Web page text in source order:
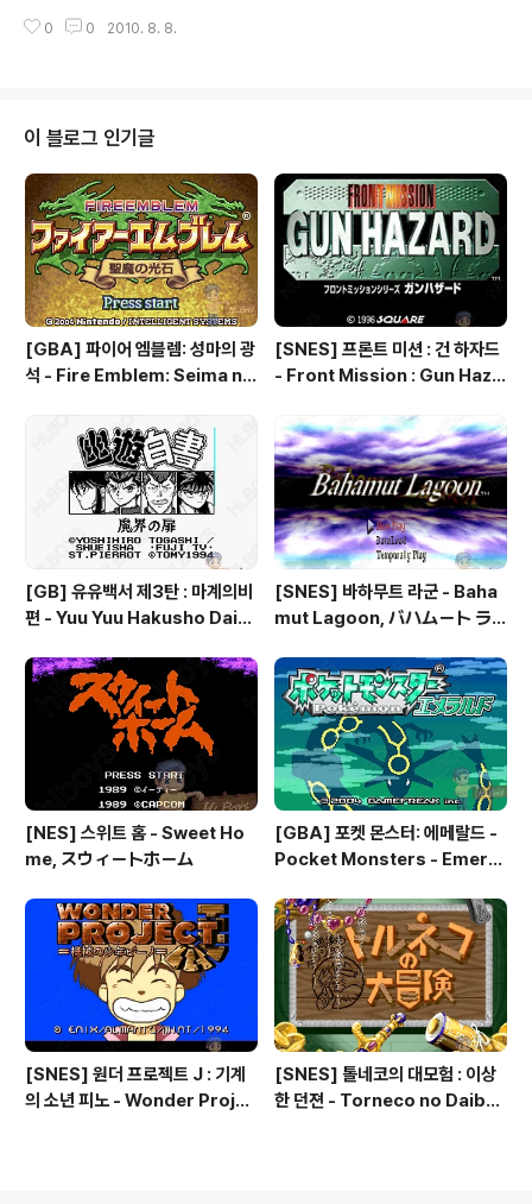
0 0 2010. 8. 8.
이 블로그 인기글
[GBA] 파이어 엠블렘: 성마의 광
석 - Fire Emblem: Seima no
ム 聖魔の光石, 파이어 엠블렘:
더 세이크리드 스톤즈 - Fire Em
blem: The Sacred Stones
[SNES] 프론트 미션 : 건 하자드
- Front Mission : Gun Haza
ズ ガンハザード
[GB] 유유백서 제3탄 : 마계의비
편 - Yuu Yuu Hakusho Dai-3
☆遊☆白書 第3弾 魔界の扉編
[SNES] 바하무트 라군 - Baha
mut Lagoon, バハムート ラ
[NES] 스위트 홈 - Sweet Ho
me, スウィートホーム
[GBA] 포켓 몬스터: 에메랄드 -
Pocket Monsters - Emeral
ルド, 포켓몬: 에메랄드 버전 - Po
kemon: Emerald Version
[SNES] 원더 프로젝트 J : 기계
의 소년 피노 - Wonder Projec
[SNES] 톨네코의 대모험 : 이상
한 던젼 - Torneco no Daibo